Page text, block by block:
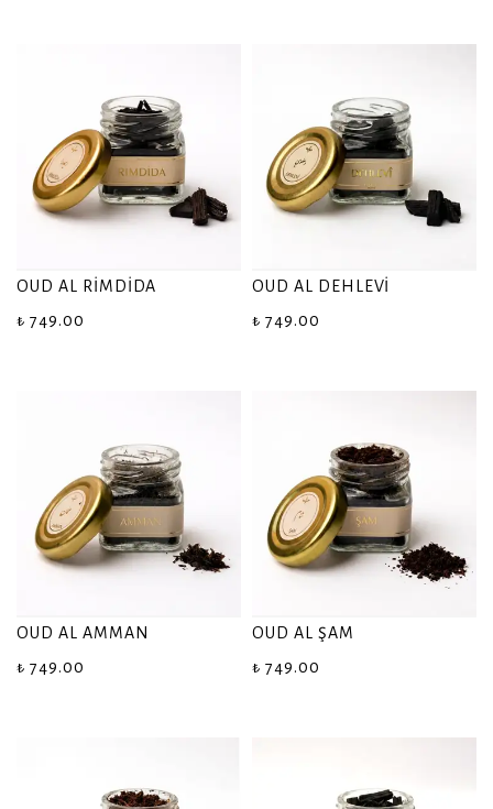
OUD AL RİMDİDA
₺ 749.00
OUD AL DEHLEVİ
₺ 749.00
OUD AL AMMAN
₺ 749.00
OUD AL ŞAM
₺ 749.00